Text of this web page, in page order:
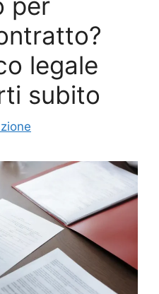
legale
subito